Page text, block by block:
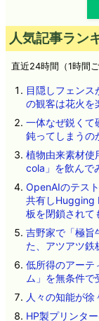
人気記事ラン
直近24時間（1時間
目隠しフェン
の観客は花火を
一体なぜ鋭くて
鈍ってしまうの
植物由来素材使
cola」を飲んで
OpenAIのテス
共有しHugging
板を閉鎖されて
吉野家で「極旨
た、アツアツ鉄
低所得のアーテ
ム」を無条件で
人々の知能が
HP製プリンタ